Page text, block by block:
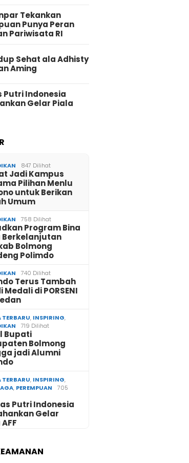
Tekankan
Punya Peran
Pariwisata RI
Sehat ala Adhisty
Aming
Putri Indonesia
Gelar Piala
847 Dilihat
Jadi Kampus
Pilihan Menlu
untuk Berikan
Umum
758 Dilihat
Program Bina
Berkelanjutan
Bolmong
Polimdo
740 Dilihat
Terus Tambah
Medali di PORSENI
TERBARU, INSPIRING,
719 Dilihat
Bupati
Bolmong
jadi Alumni
TERBARU, INSPIRING,
, PEREMPUAN
705
Putri Indonesia
Gelar